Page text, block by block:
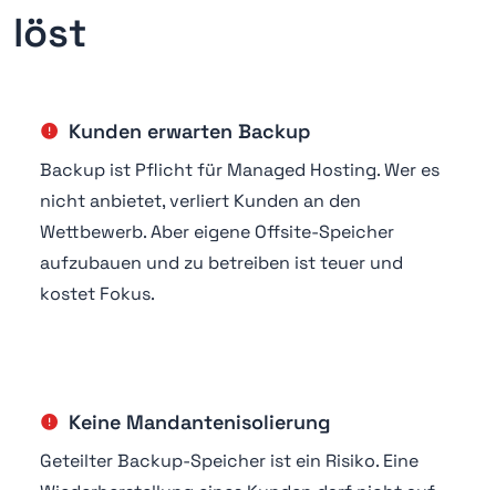
löst
Kunden erwarten Backup
Backup ist Pflicht für Managed Hosting. Wer es
nicht anbietet, verliert Kunden an den
Wettbewerb. Aber eigene Offsite-Speicher
aufzubauen und zu betreiben ist teuer und
kostet Fokus.
Keine Mandantenisolierung
Geteilter Backup-Speicher ist ein Risiko. Eine